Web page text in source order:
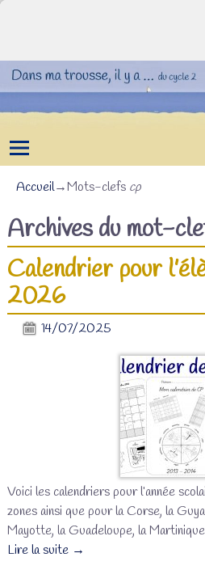
Accueil→Mots-clefs cp
Archives du mot-
Calendrier pour
2026
14/07/2025
Voici les calendriers pour l’année
zones ainsi que pour la Corse, la
Mayotte, la Guadeloupe, la
Lire la suite →